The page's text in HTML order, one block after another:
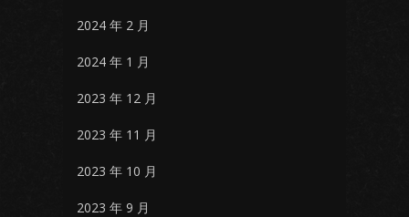
2024 年 2 月
2024 年 1 月
2023 年 12 月
2023 年 11 月
2023 年 10 月
2023 年 9 月